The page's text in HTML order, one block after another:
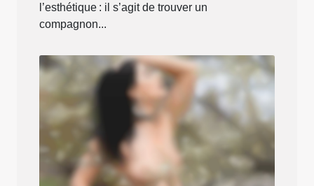
l’esthétique : il s’agit de trouver un
compagnon...